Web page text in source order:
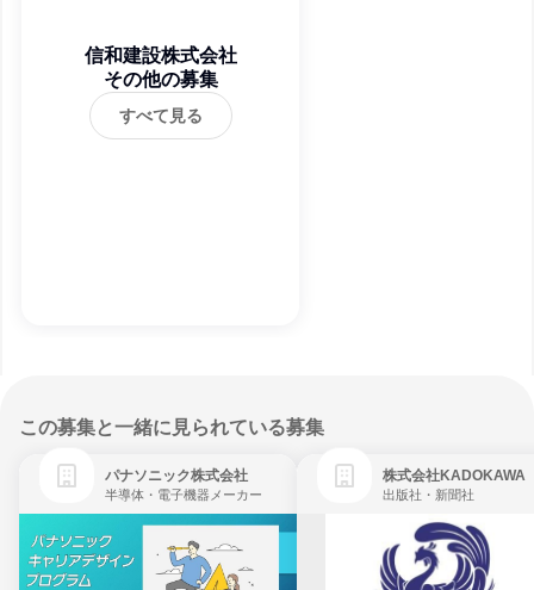
信和建設株式会社
その他の募集
すべて見る
この募集と一緒に見られている募集
パナソニック株式会社
半導体・電子機器メーカー
株式会社KADOKAWA
出版社・新聞社